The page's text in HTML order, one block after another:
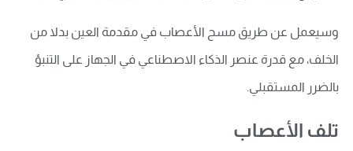
وسيعمل عن طريق مسح الأعصاب في مقدمة العين بدلا من
الخلف، مع قدرة عنصر الذكاء الاصطناعي في الجهاز على التنبؤ
بالضرر المستقبلي.
تلف الأعصاب